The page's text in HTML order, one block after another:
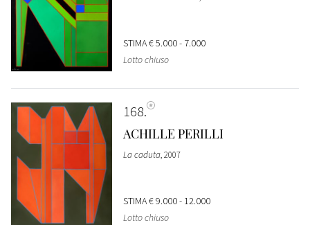
STIMA€ 5.000 - 7.000
Lotto chiuso
168
ACHILLE PERILLI
La caduta, 2007
STIMA€ 9.000 - 12.000
Lotto chiuso